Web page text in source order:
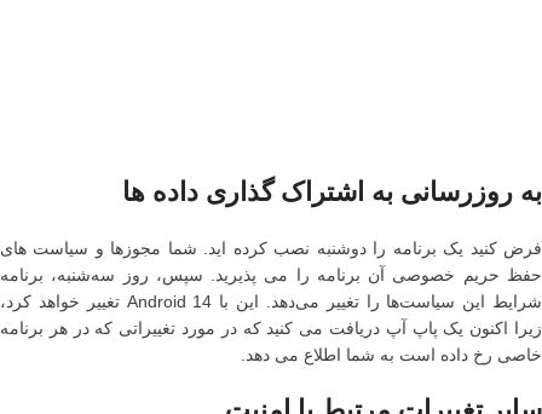
به روزرسانی به اشتراک گذاری داده ها
فرض کنید یک برنامه را دوشنبه نصب کرده اید. شما مجوزها و سیاست های
حفظ حریم خصوصی آن برنامه را می پذیرید. سپس، روز سه‌شنبه، برنامه
شرایط این سیاست‌ها را تغییر می‌دهد. این با Android 14 تغییر خواهد کرد،
زیرا اکنون یک پاپ آپ دریافت می کنید که در مورد تغییراتی که در هر برنامه
خاصی رخ داده است به شما اطلاع می دهد.